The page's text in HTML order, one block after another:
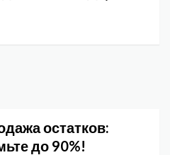
остатков:
до 90%!